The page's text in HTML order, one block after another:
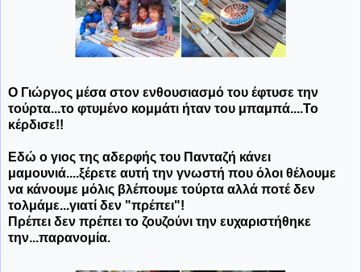
Ο Γιώργος μέσα στον ενθουσιασμό του έφτυσε την
τούρτα...το φτυμένο κομμάτι ήταν του μπαμπά....Το
κέρδισε!!
Εδώ ο γιος της αδερφής του Πανταζή κάνει
μαμουνιά....ξέρετε αυτή την γνωστή που όλοι θέλουμε
να κάνουμε μόλις βλέπουμε τούρτα αλλά ποτέ δεν
τολμάμε...γιατί δεν "πρέπει"!
Πρέπει δεν πρέπει το ζουζούνι την ευχαριστήθηκε
την...παρανομία.